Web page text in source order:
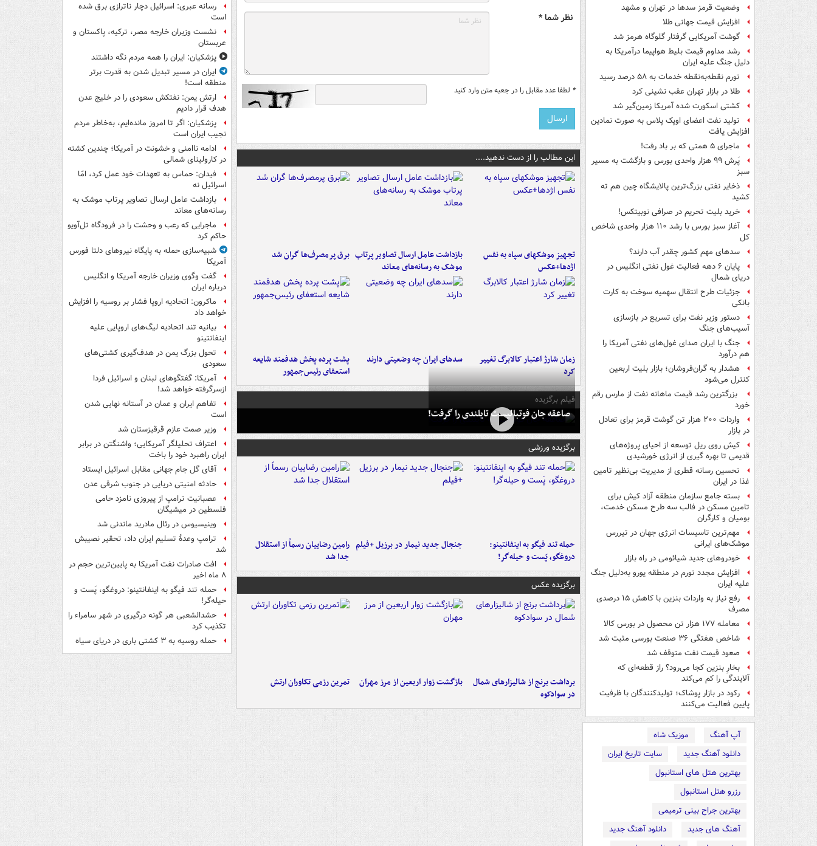
وضعیت قرمز سدها در تهران و مشهد
افزایش قیمت جهانی طلا
گوشت آمریکایی گرفتار گلوگاه هرمز شد
رشد مداوم قیمت بلیط هواپیما درآمریکا به
دلیل جنگ علیه ایران
تورم نقطه‌به‌نقطه خدمات به ۵۸ درصد رسید
طلا در بازار تهران عقب نشینی کرد
کشتی اسکورت شده آمریکا زمین‌گیر شد
تولید نفت اعضای اوپک پلاس به صورت نمادین
افزایش یافت
ماجرای ۵ همتی که بر باد رفت!
پَرش ۹۹ هزار واحدی بورس و بازگشت به مسیر
سبز
ذخایر نفتی بزرگ‌ترین پالایشگاه چین هم ته
کشید
خرید بلیت تحریم در صرافی نوبیتکس!
آغاز سبز بورس با رشد ۱۱۰ هزار واحدی شاخص
کل
سدهای مهم کشور چقدر آب دارند؟
پایان ۶ دهه فعالیت غول نفتی انگلیس در
دریای شمال
جزئیات طرح انتقال سهمیه سوخت به کارت
بانکی
دستور وزیر نفت برای تسریع در بازسازی
آسیب‌های جنگ
جنگ با ایران صدای غول‌های نفتی آمریکا را
هم درآورد
هشدار به گران‌فروشان؛ بازار بلیت اربعین
کنترل می‌شود
بزرگترین رشد قیمت ماهانه نفت از مارس رقم
خورد
واردات ۲۰۰ هزار تن گوشت قرمز برای تعادل
در بازار
کیش روی ریل توسعه از احیای پروژه‌های
قدیمی تا بهره گیری از انرژی خورشیدی
تحسین رسانه قطری از مدیریت بی‌نظیر تامین
غذا در ایران
بسته جامع سازمان منطقه آزاد کیش برای
تامین مسکن در فالب سه طرح مسکن خدمت،
بومیان و کارگران
مهم‌ترین تاسیسات انرژی جهان در تیررس
موشک‌های ایرانی
خودروهای جدید شیائومی در راه بازار
افزایش مجدد تورم در منطقه یورو به‌دلیل جنگ
علیه ایران
رفع نیاز به واردات بنزین با کاهش ۱۵ درصدی
مصرف
معامله ۱۷۷ هزار تن محصول در بورس کالا
شاخص‌ هفتگی ۳۶ صنعت بورسی مثبت شد
صعود قیمت نفت متوقف شد
بخارِ بنزین کجا می‌رود؟ راز قطعه‌ای که
آلایندگی را کم می‌کند
رکود در بازار پوشاک؛ تولیدکنندگان با ظرفیت
پایین فعالیت می‌کنند
آپ آهنگ
موزیک شاه
دانلود آهنگ جدید
سایت تاریخ ایران
بهترین هتل های استانبول
رزرو هتل استانبول
بهترین جراح بینی ترمیمی
آهنگ های جدید
دانلود آهنگ جدید
نظر شما *
* لطفا عدد مقابل را در جعبه متن وارد کنید
این مطالب را از دست ندهید....
تجهیز موشکهای سپاه به نفس
اژدها+عکس
بازداشت عامل ارسال تصاویر پرتاب
موشک به رسانه‌های معاند
برق پرمصرف‌ها گران شد
زمان شارژ اعتبار کالابرگ تغییر
کرد
سدهای ایران چه وضعیتی دارند
پشت پرده پخش هدفمند شایعه
استعفای رئیس‌جمهور
فیلم برگزیده
صاعقه جان فوتبالیست تایلندی را گرفت!
برگزیده ورزشی
حمله تند فیگو به اینفانتینو:
دروغگو، پَست‌ و حیله‌گر!
جنجال جدید نیمار در برزیل +فیلم رامین رضاییان رسماً از استقلال
جدا شد
برگزیده عکس
برداشت برنج از شالیزارهای شمال
در سوادکوه
بازگشت زوار اربعین از مرز مهران تمرین رزمی تکاوران ارتش
رسانه عبری: اسرائیل دچار ناترازی برق شده
است
نشست وزیران خارجه مصر، ترکیه، پاکستان و
عربستان
پزشکیان: ایران را همه مردم نگه داشتند
ایران در مسیر تبدیل شدن به قدرت برتر
منطقه است!
ارتش یمن: نفتکش سعودی را در خلیج عدن
هدف قرار دادیم
پزشکیان: اگر تا امروز مانده‌ایم، به‌خاطر مردم
نجیب ایران است
ادامه ناامنی و خشونت در آمریکا؛ چندین کشته
در کارولینای شمالی
فیدان: حماس به تعهدات خود عمل کرد، امّا
اسرائیل نه
بازداشت عامل ارسال تصاویر پرتاب موشک به
رسانه‌های معاند
ماجرایی که رعب و وحشت را در فرودگاه تل‌آویو
حاکم کرد
شبیه‌سازی حمله به پایگاه نیروهای دلتا فورس
آمریکا
گفت وگوی وزیران خارجه آمریکا و انگلیس
درباره ایران
ماکرون: اتحادیه اروپا فشار بر روسیه را افزایش
خواهد داد
بیانیه تند اتحادیه لیگ‌های اروپایی علیه
اینفانتینو
تحول بزرگ یمن در هدف‌گیری کشتی‌های
سعودی
آمریکا: گفتگوهای لبنان و اسرائیل فردا
ازسرگرفته خواهد شد!
تفاهم ایران و عمان در آستانه نهایی شدن
است
وزیر صمت عازم قرقیزستان شد
اعتراف تحلیلگر آمریکایی؛ واشنگتن در برابر
ایران راهبرد خود را باخت
آقای گل جام جهانی مقابل اسرائیل ایستاد
حادثه امنیتی دریایی در جنوب شرقی عدن
عصبانیت ترامپ از پیروزی نامزد حامی
فلسطین در میشیگان
وینیسیوس در رئال مادرید ماندنی شد
ترامپ وعدۀ تسلیم ایران داد، تحقیر نصیبش
شد
افت صادرات نفت آمریکا به پایین‌ترین حجم در
۸ ماه اخیر
حمله تند فیگو به اینفانتینو: دروغگو، پَست‌ و
حیله‌گر!
حشدالشعبی هر گونه درگیری در شهر سامراء را
تکذیب کرد
حمله روسیه به ۳ کشتی باری در دریای سیاه